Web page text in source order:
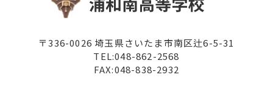
〒336-0026 埼玉県さいたま市南区辻6-5-31
TEL:048-862-2568
FAX:048-838-2932